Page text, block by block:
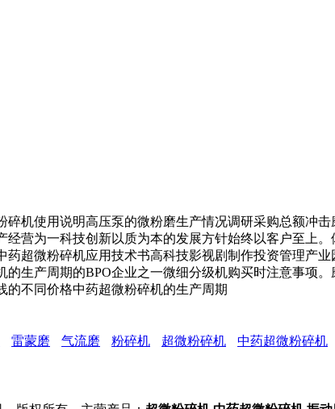
使用说明高压泵的微粉磨生产情况调研采购总额冲击
营为一科技创新以质为本的发展方针始终以客户至上
超微粉碎机应用技术书高科技影视剧制作投资管理产
生产周期的BPO企业之一微细分级机购买时注意事项
不同价格中药超微粉碎机的生产周期
雷蒙磨 气流磨 粉碎机 超微粉碎机 中药超微粉碎机